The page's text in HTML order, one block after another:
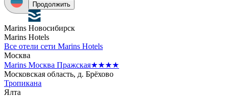
Продолжить
Marins Новосибирск
Marins Hotels
Все отели сети Marins Hotels
Москва
Marins Москва Пражская★★★★
Московская область, д. Брёхово
Тропикана
Ялта